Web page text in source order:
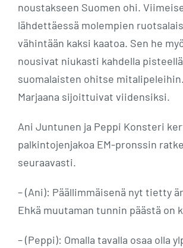
noustakseen Suomen ohi.
lähdettäessä molempien
vähintään kaksi kaatoa. Sen he
nousivat niukasti kahdella pisteellä
suomalaisten ohitse
Marjaana sijoittuivat viidensiksi.
Ani Juntunen ja Peppi Konsteri
palkintojenjakoa EM-pronssin
seuraavasti.
– (Ani): Päällimmäisenä nyt tietty
Ehkä muutaman tunnin päästä on
– (Peppi): Omalla tavalla osaa olla